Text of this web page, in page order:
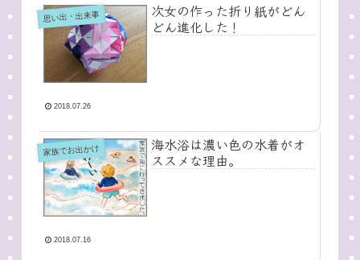
思い出・出来事
次女の作った折り紙がどん
どん進化した！
2018.07.26
家族でお出かけ
海水浴は濃い色の水着がオ
ススメな理由。
2018.07.16